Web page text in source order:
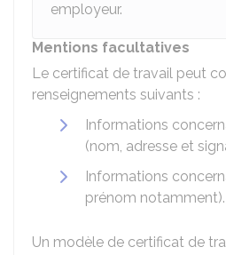
employeur.
Mentions facultatives
Le certificat de travail peut
renseignements suivants :
Informations
(nom, adresse et
Informations
prénom notamment).
Un modèle de certificat de